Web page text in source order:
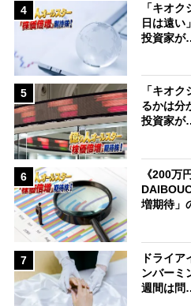
4
「キオ
日は遠い
投資家
5
「キオ
るかは分
投資家
6
《200万
増期待」
7
ドライ
ンバーミ
週間は